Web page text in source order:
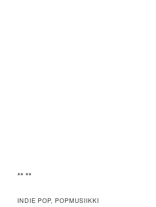
** **
INDIE POP, POPMUSIIKKI